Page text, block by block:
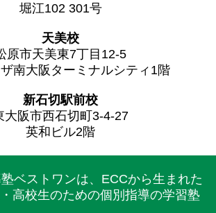
堀江102 301号
天美校
原市天美東7丁目12-5
南大阪ターミナルシティ1階
新石切駅前校
大阪市西石切町3-4-27
英和ビル2階
ベストワンは、ECCから生まれた
高校生のための個別指導の学習塾